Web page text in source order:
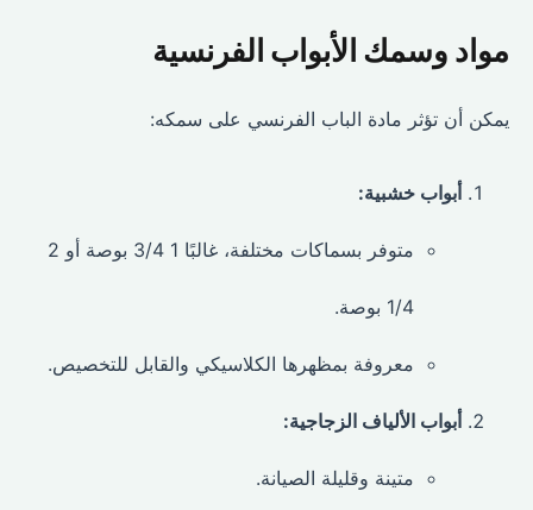
مواد وسمك الأبواب الفرنسية
يمكن أن تؤثر مادة الباب الفرنسي على سمكه:
أبواب خشبية:
متوفر بسماكات مختلفة، غالبًا 1 3/4 بوصة أو 2
1/4 بوصة.
معروفة بمظهرها الكلاسيكي والقابل للتخصيص.
أبواب الألياف الزجاجية:
متينة وقليلة الصيانة.